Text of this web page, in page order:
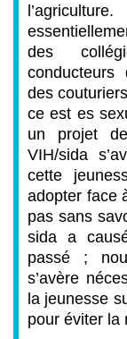
des
des
ce est es
un projet
VIH/sida
cette
adopter face
pas sans
sida a
passé ;
s’avère
la jeunesse
pour éviter la